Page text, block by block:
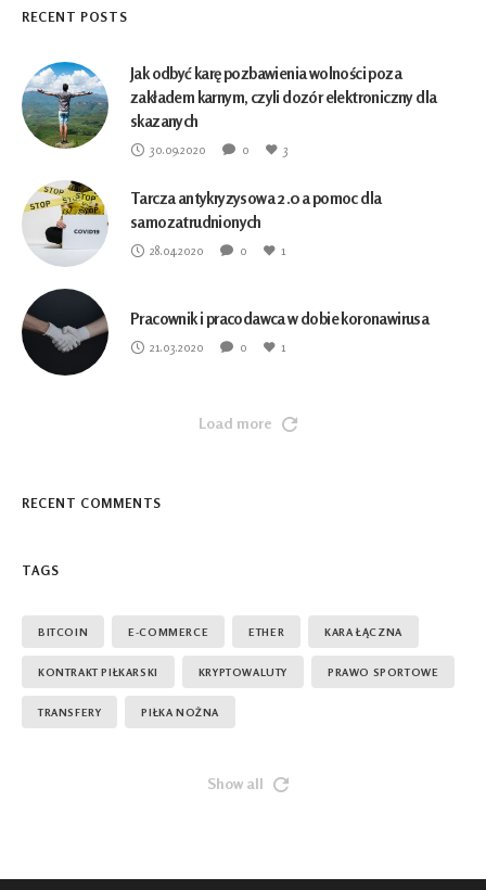
RECENT POSTS
Jak odbyć karę pozbawienia wolności poza
zakładem karnym, czyli dozór elektroniczny dla
skazanych
30.09.2020 0 3
Tarcza antykryzysowa 2.0 a pomoc dla
samozatrudnionych
28.04.2020 0 1
Pracownik i pracodawca w dobie koronawirusa
21.03.2020 0 1
Load more
RECENT COMMENTS
TAGS
BITCOIN E-COMMERCE ETHER KARA ŁĄCZNA
KONTRAKT PIŁKARSKI KRYPTOWALUTY PRAWO SPORTOWE
TRANSFERY ​PIŁKA NOŻNA
Show all